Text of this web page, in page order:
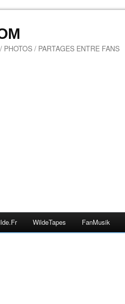
/ PARTAGES ENTRE FANS
WildeTapes FanMusik